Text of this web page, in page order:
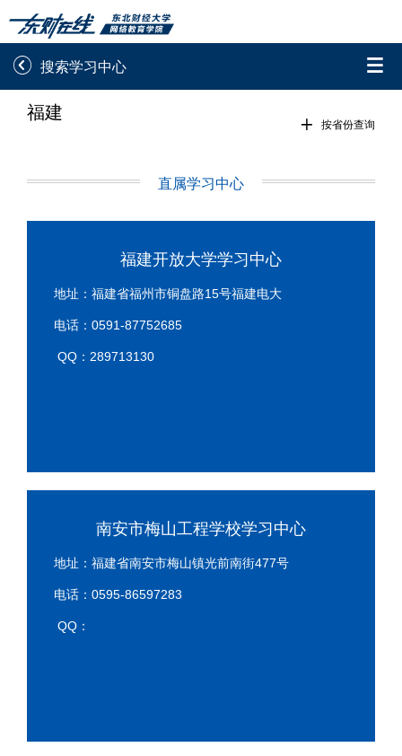

 搜索学习中心
录取通知书查询
信息确认及测试
重置密码
福建
 按省份查询
直属学习中心
福建开放大学学习中心
地址：福建省福州市铜盘路15号福建电大
电话：0591-87752685
QQ：289713130
南安市梅山工程学校学习中心
地址：福建省南安市梅山镇光前南街477号
电话：0595-86597283
QQ：